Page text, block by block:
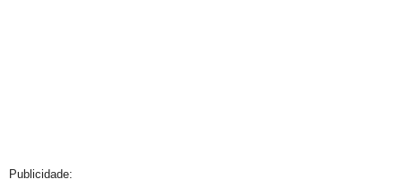
Publicidade: